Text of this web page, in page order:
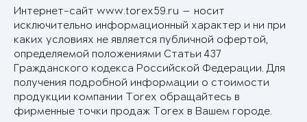
Интернет-сайт www.torex59.ru — носит
исключительно информационный характер и ни при
каких условиях не является публичной офертой,
определяемой положениями Статьи 437
Гражданского кодекса Российской Федерации. Для
получения подробной информации о стоимости
продукции компании Torex обращайтесь в
фирменные точки продаж Torex в Вашем городе.